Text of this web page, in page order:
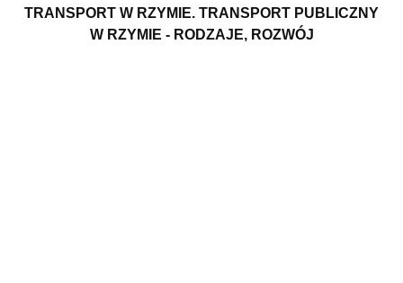
TRANSPORT W RZYMIE. TRANSPORT PUBLICZNY
W RZYMIE - RODZAJE, ROZWÓJ